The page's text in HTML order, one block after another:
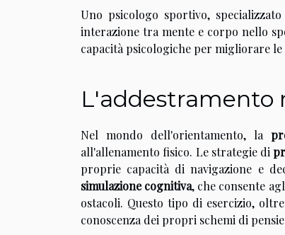
Uno psicologo sportivo,
interazione tra mente e corpo nello
capacità psicologiche per migliorare
L'addestramento
Nel mondo dell'orientamento, la
all'allenamento fisico. Le strategie di
proprie capacità di navigazione e
simulazione cognitiva, che consente
ostacoli. Questo tipo di esercizio,
conoscenza dei propri schemi di